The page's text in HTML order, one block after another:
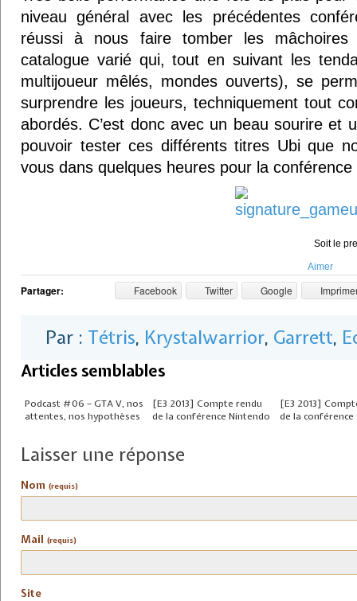
niveau général avec les précédentes
réussi à nous faire tomber les
catalogue varié qui, tout en suivant les
multijoueur mêlés, mondes ouverts), se
surprendre les joueurs, techniquement tout
abordés. C’est donc avec un beau sourire et
pouvoir tester ces différents titres Ubi que
vous dans quelques heures pour la
Soit le
Aimer
Partager: Facebook Twitter Google
Par : Tétris, Krystalwarrior, Garrett,
Articles semblables
Podcast #06 – GTA V, nos
attentes, nos hypothèses
[E3 2013] Compte rendu
de la conférence Nintendo
[E3 2013]
de la conférence
Laisser une réponse
Nom (requis)
Mail (requis)
Site